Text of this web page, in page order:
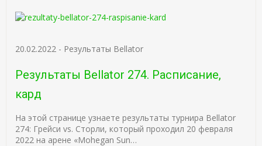
20.02.2022 - Результаты Bellator
Результаты Bellator 274. Расписание,
кард
На этой странице узнаете результаты турнира Bellator
274: Грейси vs. Сторли, который проходил 20 февраля
2022 на арене «Mohegan Sun…